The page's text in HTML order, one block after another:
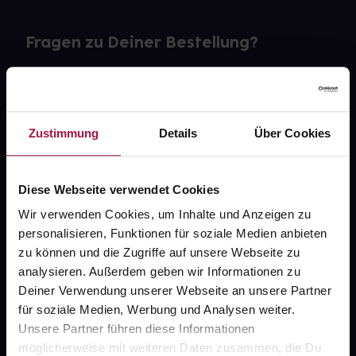
Zustimmung Details Über Cookies
Diese Webseite verwendet Cookies
Wir verwenden Cookies, um Inhalte und Anzeigen zu
personalisieren, Funktionen für soziale Medien anbieten
zu können und die Zugriffe auf unsere Webseite zu
analysieren. Außerdem geben wir Informationen zu
Deiner Verwendung unserer Webseite an unsere Partner
für soziale Medien, Werbung und Analysen weiter.
Unsere Partner führen diese Informationen
möglicherweise mit weiteren Daten zusammen, die Du
Fragen zu Deiner Bestellung?
gesund.de
Über uns
Karriere
Newsletter